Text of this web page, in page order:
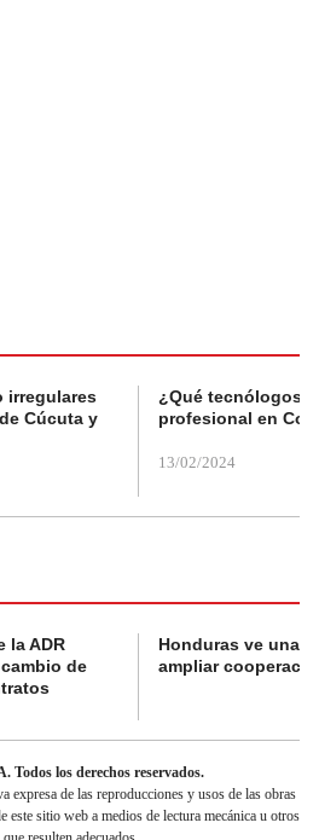
irregulares
Cúcuta y
¿Qué tecnólogos
profesional en
13/02/2024
la ADR
de
Honduras ve una
ampliar
Todos los derechos reservados.
de las reproducciones y usos de las obras
este sitio web a medios de lectura mecánica u otros